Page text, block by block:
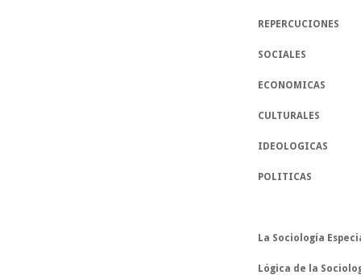
SOCIALES
ECONOMICAS
CULTURALES
IDEOLOGICAS
POLITICAS
La Sociología
Lógica de la